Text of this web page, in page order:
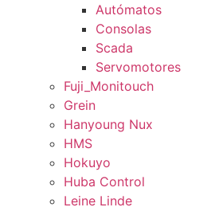
Autómatos
Consolas
Scada
Servomotores
Fuji_Monitouch
Grein
Hanyoung Nux
HMS
Hokuyo
Huba Control
Leine Linde